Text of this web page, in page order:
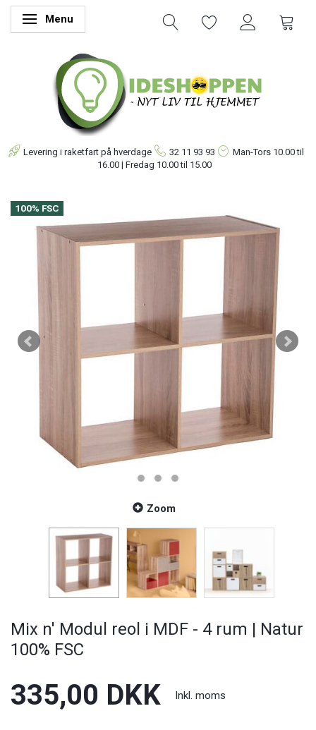
Skifte navigation
Menu
Levering i raketfart på hverdage 32 11 93 93 Man-Tors 10.00 til
16.00 | Fredag 10.00 til 15.00
100% FSC
Zoom
Mix n' Modul reol i MDF - 4 rum | Natur
100% FSC
335,00 DKK Inkl. moms